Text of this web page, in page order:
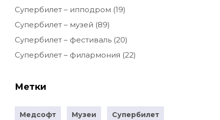
Супербилет – ипподром (19)
Супербилет – музей (89)
Супербилет – фестиваль (20)
Супербилет – филармония (22)
Метки
Медсофт Музеи Супербилет